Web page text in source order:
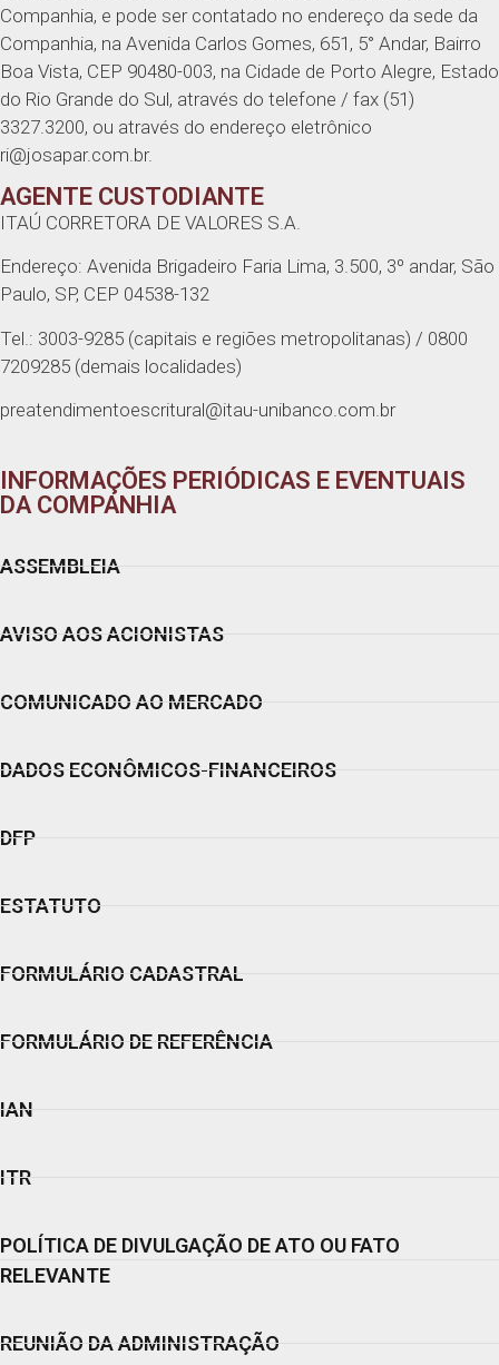
Companhia, e pode ser contatado no endereço da sede da
Companhia, na Avenida Carlos Gomes, 651, 5° Andar, Bairro
Boa Vista, CEP 90480-003, na Cidade de Porto Alegre, Estado
do Rio Grande do Sul, através do telefone / fax (51)
3327.3200, ou através do endereço eletrônico
ri@josapar.com.br.
AGENTE CUSTODIANTE
ITAÚ CORRETORA DE VALORES S.A.
Endereço: Avenida Brigadeiro Faria Lima, 3.500, 3º andar, São
Paulo, SP, CEP 04538-132
Tel.: 3003-9285 (capitais e regiões metropolitanas) / 0800
7209285 (demais localidades)
preatendimentoescritural@itau-unibanco.com.br
INFORMAÇÕES PERIÓDICAS E EVENTUAIS
DA COMPANHIA
ASSEMBLEIA
AVISO AOS ACIONISTAS
COMUNICADO AO MERCADO
DADOS ECONÔMICOS-FINANCEIROS
DFP
ESTATUTO
FORMULÁRIO CADASTRAL
FORMULÁRIO DE REFERÊNCIA
IAN
ITR
POLÍTICA DE DIVULGAÇÃO DE ATO OU FATO
RELEVANTE
REUNIÃO DA ADMINISTRAÇÃO